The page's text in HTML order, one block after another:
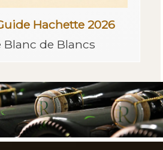
Hachette 2026
de Blancs